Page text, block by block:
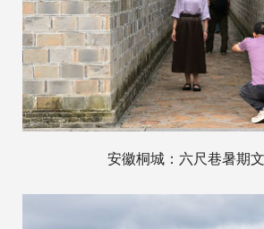
安徽桐城：六尺巷暑期